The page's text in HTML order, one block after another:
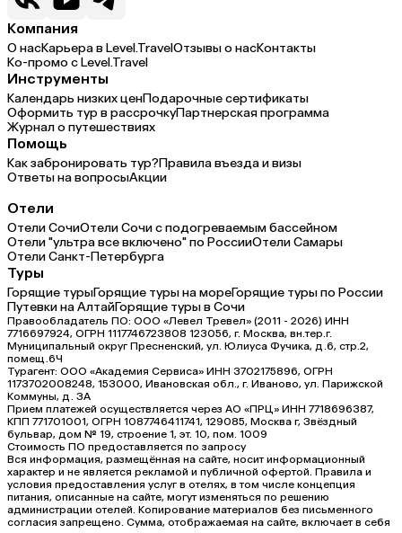
Компания
О насКарьера в Level.TravelОтзывы о насКонтакты
Ко-промо с Level.Travel
Инструменты
Календарь низких ценПодарочные сертификаты
Оформить тур в рассрочкуПартнерская программа
Журнал о путешествиях
Помощь
Как забронировать тур?Правила въезда и визы
Ответы на вопросыАкции
Отели
Отели СочиОтели Сочи с подогреваемым бассейном
Отели "ультра все включено" по РоссииОтели Самары
Отели Санкт-Петербурга
Туры
Горящие турыГорящие туры на мореГорящие туры по России
Путевки на АлтайГорящие туры в Сочи
Правообладатель ПО: ООО «Левел Тревел» (2011 - 2026) ИНН
7716697924, ОГРН 1117746723808 123056, г. Москва, вн.тер.г.
Муниципальный округ Пресненский, ул. Юлиуса Фучика, д.6, стр.2,
помещ.6Ч
Турагент: ООО «Академия Сервиса» ИНН 3702175896, ОГРН
1173702008248, 153000, Ивановская обл., г. Иваново, ул. Парижской
Коммуны, д. ЗА
Прием платежей осуществляется через АО «ПРЦ» ИНН 7718696387,
КПП 771701001, ОГРН 1087746411741, 129085, Москва г, Звёздный
бульвар, дом № 19, строение 1, эт. 10, пом. 1009
Стоимость ПО предоставляется по запросу
Вся информация, размещённая на сайте, носит информационный
характер и не является рекламой и публичной офертой. Правила и
условия предоставления услуг в отелях, в том числе концепция
питания, описанные на сайте, могут изменяться по решению
администрации отелей. Копирование материалов без письменного
согласия запрещено. Сумма, отображаемая на сайте, включает в себя